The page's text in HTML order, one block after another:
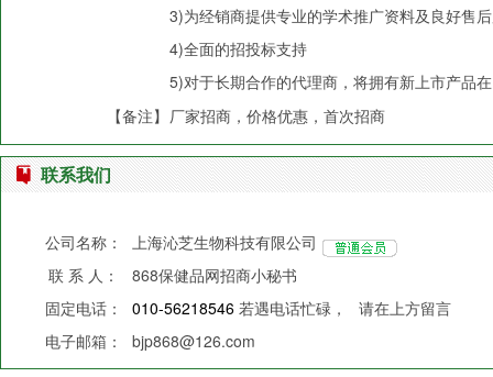
3)为经销商提供专业的学术推广资料及良好售
4)全面的招投标支持
5)对于长期合作的代理商，将拥有新上市产品
【备注】 厂家招商，价格优惠，首次招商
联系我们
公司名称：
上海沁芝生物科技有限公司
联 系 人：
868保健品网招商小秘书
固定电话：
010-56218546 若遇电话忙碌，
请在上方留言
电子邮箱：
bjp868@126.com